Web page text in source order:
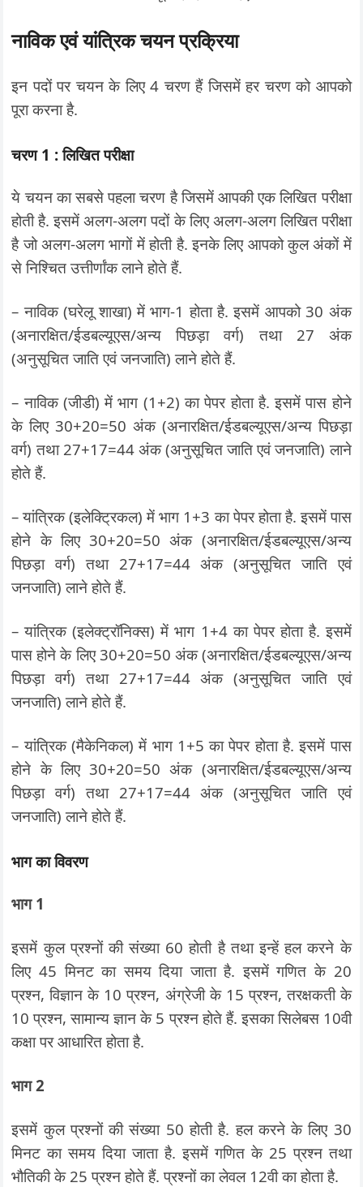
नाविक एवं यांत्रिक चयन प्रक्रिया
इन पदों पर चयन के लिए 4 चरण हैं जिसमें हर चरण को आपको
पूरा करना है.
चरण 1 : लिखित परीक्षा
ये चयन का सबसे पहला चरण है जिसमें आपकी एक लिखित परीक्षा
होती है. इसमें अलग-अलग पदों के लिए अलग-अलग लिखित परीक्षा
है जो अलग-अलग भागों में होती है. इनके लिए आपको कुल अंकों में
से निश्चित उत्तीर्णांक लाने होते हैं.
– नाविक (घरेलू शाखा) में भाग-1 होता है. इसमें आपको 30 अंक
(अनारक्षित/ईडबल्यूएस/अन्य पिछड़ा वर्ग) तथा 27 अंक
(अनुसूचित जाति एवं जनजाति) लाने होते हैं.
– नाविक (जीडी) में भाग (1+2) का पेपर होता है. इसमें पास होने
के लिए 30+20=50 अंक (अनारक्षित/ईडबल्यूएस/अन्य पिछड़ा
वर्ग) तथा 27+17=44 अंक (अनुसूचित जाति एवं जनजाति) लाने
होते हैं.
– यांत्रिक (इलेक्ट्रिकल) में भाग 1+3 का पेपर होता है. इसमें पास
होने के लिए 30+20=50 अंक (अनारक्षित/ईडबल्यूएस/अन्य
पिछड़ा वर्ग) तथा 27+17=44 अंक (अनुसूचित जाति एवं
जनजाति) लाने होते हैं.
– यांत्रिक (इलेक्ट्रॉनिक्स) में भाग 1+4 का पेपर होता है. इसमें
पास होने के लिए 30+20=50 अंक (अनारक्षित/ईडबल्यूएस/अन्य
पिछड़ा वर्ग) तथा 27+17=44 अंक (अनुसूचित जाति एवं
जनजाति) लाने होते हैं.
– यांत्रिक (मैकेनिकल) में भाग 1+5 का पेपर होता है. इसमें पास
होने के लिए 30+20=50 अंक (अनारक्षित/ईडबल्यूएस/अन्य
पिछड़ा वर्ग) तथा 27+17=44 अंक (अनुसूचित जाति एवं
जनजाति) लाने होते हैं.
भाग का विवरण
भाग 1
इसमें कुल प्रश्नों की संख्या 60 होती है तथा इन्हें हल करने के
लिए 45 मिनट का समय दिया जाता है. इसमें गणित के 20
प्रश्न, विज्ञान के 10 प्रश्न, अंग्रेजी के 15 प्रश्न, तरक्षकती के
10 प्रश्न, सामान्य ज्ञान के 5 प्रश्न होते हैं. इसका सिलेबस 10वी
कक्षा पर आधारित होता है.
भाग 2
इसमें कुल प्रश्नों की संख्या 50 होती है. हल करने के लिए 30
मिनट का समय दिया जाता है. इसमें गणित के 25 प्रश्न तथा
भौतिकी के 25 प्रश्न होते हैं. प्रश्नों का लेवल 12वी का होता है.